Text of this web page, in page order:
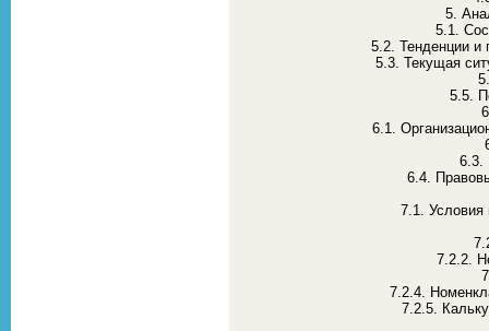
5.
5.1.
5.2. Тенденции и
5.3. Текущая
5.5.
6.1.
6.3.
6.4.
7.1. Условия
7.2.2.
7.2.4.
7.2.5.